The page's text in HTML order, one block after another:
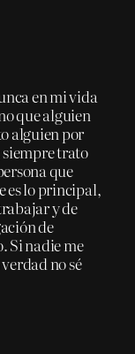
en mi vida
que alguien
alguien por
trato
que
es lo principal,
y de
de
Si nadie me
no sé